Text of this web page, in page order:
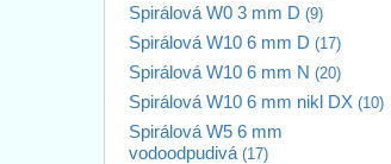
Spirálová W0 3 mm D (9)
Spirálová W10 6 mm D (17)
Spirálová W10 6 mm N (20)
Spirálová W10 6 mm nikl DX (10)
Spirálová W5 6 mm
vodoodpudivá (17)